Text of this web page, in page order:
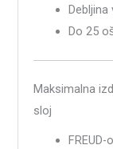
Debljina
Do 25
Maksimalna
sloj